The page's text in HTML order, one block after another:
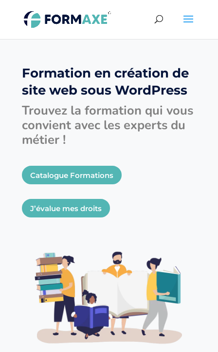
Formation en création de
site web sous WordPress
Trouvez la formation qui vous
convient avec les experts du
métier !
Catalogue Formations
J’évalue mes droits